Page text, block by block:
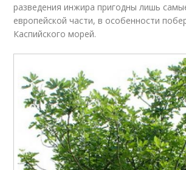
разведения инжира пригодны лишь
европейской части, в особенности
Каспийского морей.